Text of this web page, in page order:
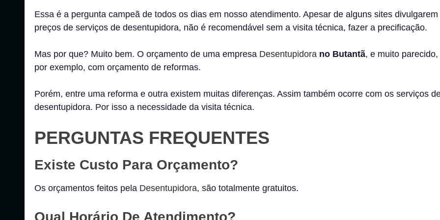
Essa é a pergunta campeã de todos os dias em nosso atendimento. Apesar de alguns sites divulgarem
preços de serviços de desentupidora, não é recomendável sem a visita técnica, fazer a precificação.
Mas por que? Muito bem. O orçamento de uma empresa Desentupidora no Butantã, e muito parecido,
por exemplo, com orçamento de reformas.
Porém, entre uma reforma e outra existem muitas diferenças. Assim também ocorre com os serviços
desentupidora. Por isso a necessidade da visita técnica.
PERGUNTAS FREQUENTES
Existe Custo Para Orçamento?
Os orçamentos feitos pela Desentupidora, são totalmente gratuitos.
Qual Horário De Atendimento?